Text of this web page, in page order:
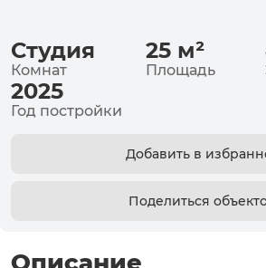
Студия
Комнат
25 м²
Площадь
2025
Год постройки
Добавить в
Поделиться